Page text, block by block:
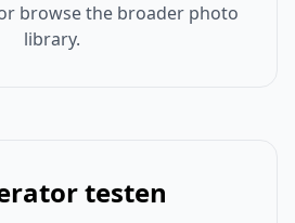
browse the broader photo
library.
testen